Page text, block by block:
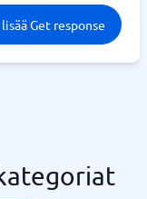
Get response